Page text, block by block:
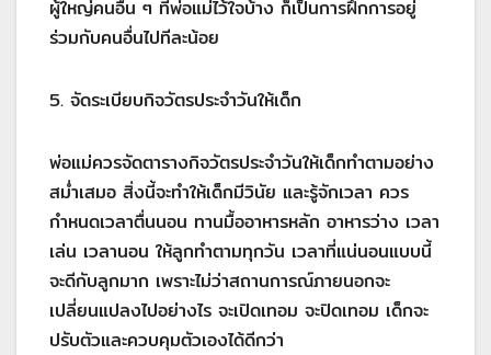
ผู้ใหญ่คนอื่น ๆ ที่พ่อแม่ไว้ใจบ้าง ก็เป็นการฝึกการอยู่
ร่วมกับคนอื่นไปทีละน้อย
5. จัดระเบียบกิจวัตรประจำวันให้เด็ก
พ่อแม่ควรจัดตารางกิจวัตรประจำวันให้เด็กทำตามอย่าง
สม่ำเสมอ สิ่งนี้จะทำให้เด็กมีวินัย และรู้จักเวลา ควร
กำหนดเวลาตื่นนอน ทานมื้ออาหารหลัก อาหารว่าง เวลา
เล่น เวลานอน ให้ลูกทำตามทุกวัน เวลาที่แน่นอนแบบนี้
จะดีกับลูกมาก เพราะไม่ว่าสถานการณ์ภายนอกจะ
เปลี่ยนแปลงไปอย่างไร จะเปิดเทอม จะปิดเทอม เด็กจะ
ปรับตัวและควบคุมตัวเองได้ดีกว่า